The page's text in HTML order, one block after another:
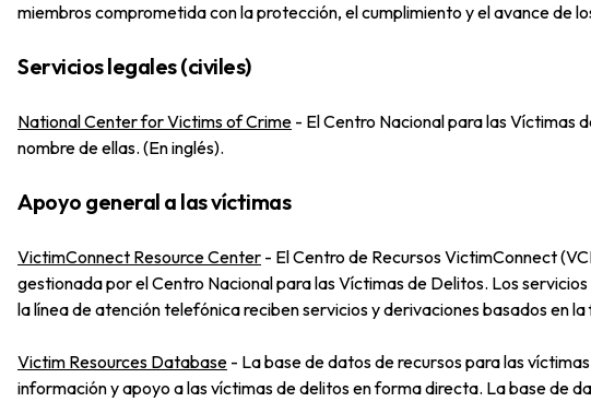
miembros comprometida con la protección, el cumplimiento y el avance de
Servicios legales (civiles)
National Center for Victims of Crime - El Centro Nacional para las Víctimas
nombre de ellas. (En inglés).
Apoyo general a las víctimas
VictimConnect Resource Center - El Centro de Recursos VictimConnect
gestionada por el Centro Nacional para las Víctimas de Delitos. Los
la línea de atención telefónica reciben servicios y derivaciones basados en
Victim Resources Database - La base de datos de recursos para las
información y apoyo a las víctimas de delitos en forma directa. La base de